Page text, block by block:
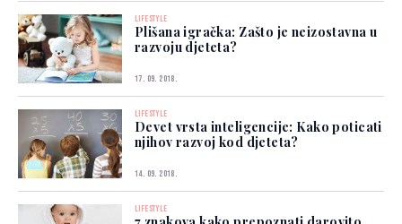
LIFESTYLE
Plišana igračka: Zašto je neizostavna u
razvoju djeteta?
17. 09. 2018.
LIFESTYLE
Devet vrsta inteligencije: Kako poticati
njihov razvoj kod djeteta?
14. 09. 2018.
LIFESTYLE